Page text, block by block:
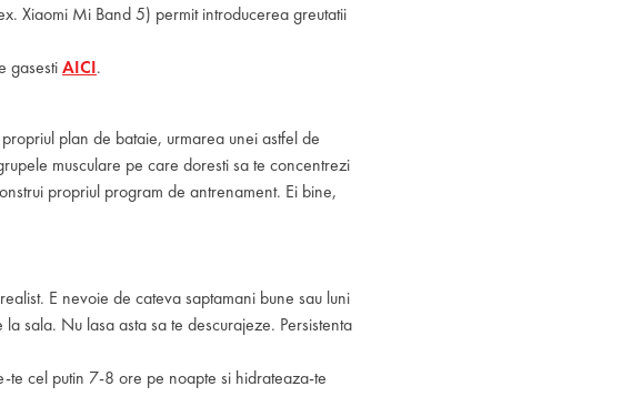
Xiaomi Mi Band 5) permit introducerea greutatii
gasestiAICI.
plan de bataie, urmarea unei astfel de
musculare pe care doresti sa te concentrezi
propriul program de antrenament. Ei bine,
E nevoie de cateva saptamani bune sau luni
sala. Nu lasa asta sa te descurajeze. Persistenta
te cel putin 7-8 ore pe noapte si hidrateaza-te